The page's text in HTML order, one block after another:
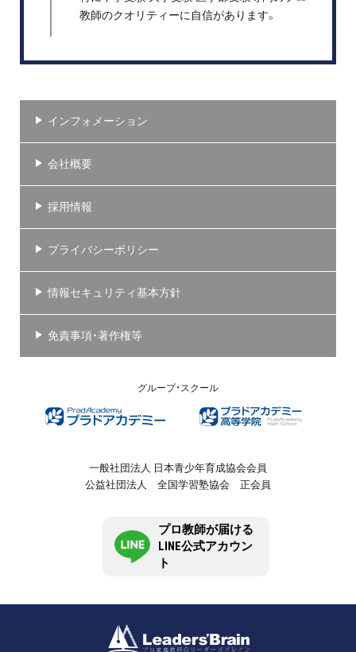
教師のクオリティーに自信があります。
インフォメーション
会社概要
採用情報
プライバシーポリシー
情報セキュリティ基本方針
免責事項・著作権等
グループ・スクール
一般社団法人 日本青少年育成協会会員
公益社団法人 全国学習塾協会 正会員
プロ教師が届ける
LINE公式アカウン
ト